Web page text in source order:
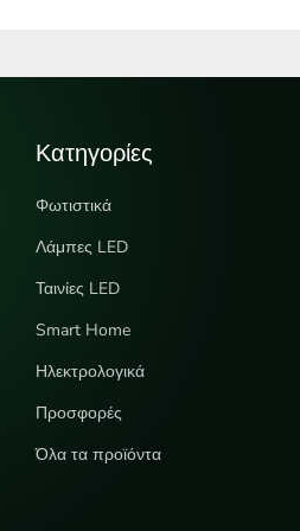
Κατηγορίες
Φωτιστικά
Λάμπες LED
Ταινίες LED
Smart Home
Ηλεκτρολογικά
Προσφορές
Όλα τα προϊόντα